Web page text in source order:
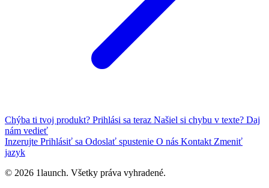
Chýba ti tvoj produkt? Prihlási sa teraz Našiel si chybu v texte? Daj
nám vedieť
Inzerujte Prihlásiť sa Odoslať spustenie O nás Kontakt Zmeniť
jazyk
© 2026 1launch. Všetky práva vyhradené.